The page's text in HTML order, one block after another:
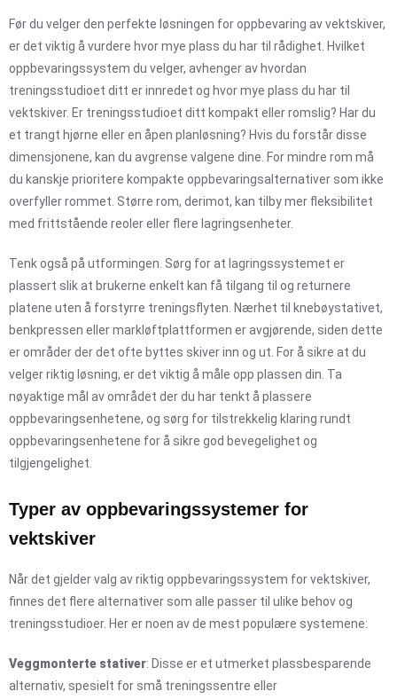
Før du velger den perfekte løsningen for oppbevaring av vektskiver,
er det viktig å vurdere hvor mye plass du har til rådighet. Hvilket
oppbevaringssystem du velger, avhenger av hvordan
treningsstudioet ditt er innredet og hvor mye plass du har til
vektskiver. Er treningsstudioet ditt kompakt eller romslig? Har du
et trangt hjørne eller en åpen planløsning? Hvis du forstår disse
dimensjonene, kan du avgrense valgene dine. For mindre rom må
du kanskje prioritere kompakte oppbevaringsalternativer som ikke
overfyller rommet. Større rom, derimot, kan tilby mer fleksibilitet
med frittstående reoler eller flere lagringsenheter.
Tenk også på utformingen. Sørg for at lagringssystemet er
plassert slik at brukerne enkelt kan få tilgang til og returnere
platene uten å forstyrre treningsflyten. Nærhet til knebøystativet,
benkpressen eller markløftplattformen er avgjørende, siden dette
er områder der det ofte byttes skiver inn og ut. For å sikre at du
velger riktig løsning, er det viktig å måle opp plassen din. Ta
nøyaktige mål av området der du har tenkt å plassere
oppbevaringsenhetene, og sørg for tilstrekkelig klaring rundt
oppbevaringsenhetene for å sikre god bevegelighet og
tilgjengelighet.
Typer av oppbevaringssystemer for
vektskiver
Når det gjelder valg av riktig oppbevaringssystem for vektskiver,
finnes det flere alternativer som alle passer til ulike behov og
treningsstudioer. Her er noen av de mest populære systemene:
Veggmonterte stativer: Disse er et utmerket plassbesparende
alternativ, spesielt for små treningssentre eller